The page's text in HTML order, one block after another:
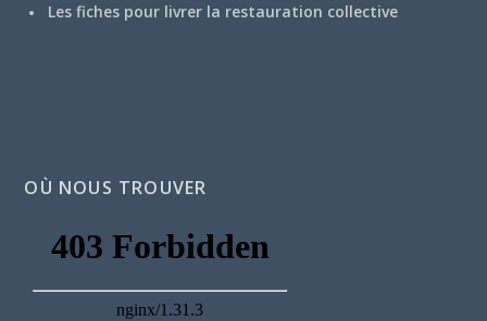
Les fiches pour livrer la restauration collective
OÙ NOUS TROUVER